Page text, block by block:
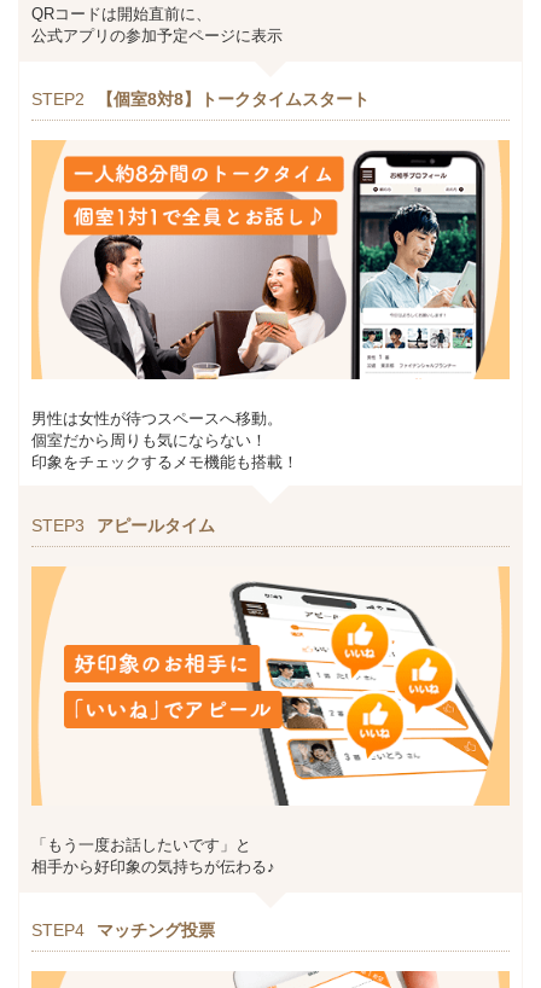
QRコードは開始直前に、
公式アプリの参加予定ページに表示
STEP2 【個室8対8】トークタイムスタート
男性は女性が待つスペースへ移動。
個室だから周りも気にならない！
印象をチェックするメモ機能も搭載！
STEP3 アピールタイム
「もう一度お話したいです」と
相手から好印象の気持ちが伝わる♪
STEP4 マッチング投票